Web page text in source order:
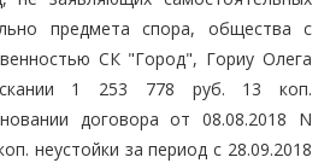
предмета спора, общества с
СК "Город", Гориу Олега
1 253 778 руб. 13 коп.
договора от 08.08.2018 N
неустойки за период с 28.09.2018